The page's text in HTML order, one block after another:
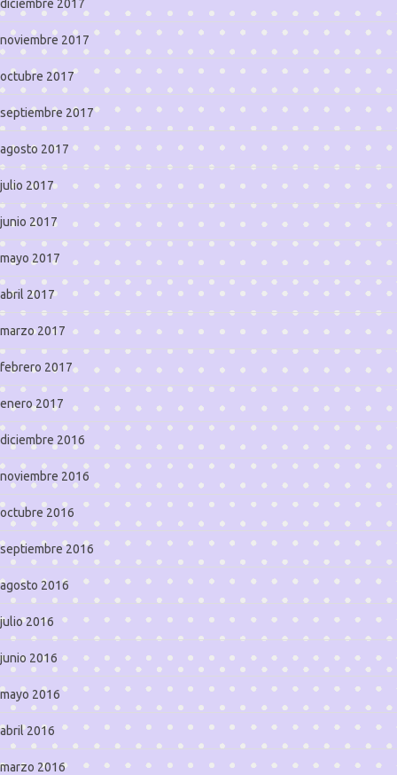
diciembre 2017
noviembre 2017
octubre 2017
septiembre 2017
agosto 2017
julio 2017
junio 2017
mayo 2017
abril 2017
marzo 2017
febrero 2017
enero 2017
diciembre 2016
noviembre 2016
octubre 2016
septiembre 2016
agosto 2016
julio 2016
junio 2016
mayo 2016
abril 2016
marzo 2016